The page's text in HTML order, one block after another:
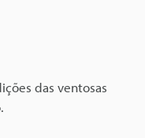
das ventosas